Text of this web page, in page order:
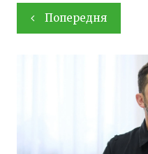
Навігація
записів
Попередня